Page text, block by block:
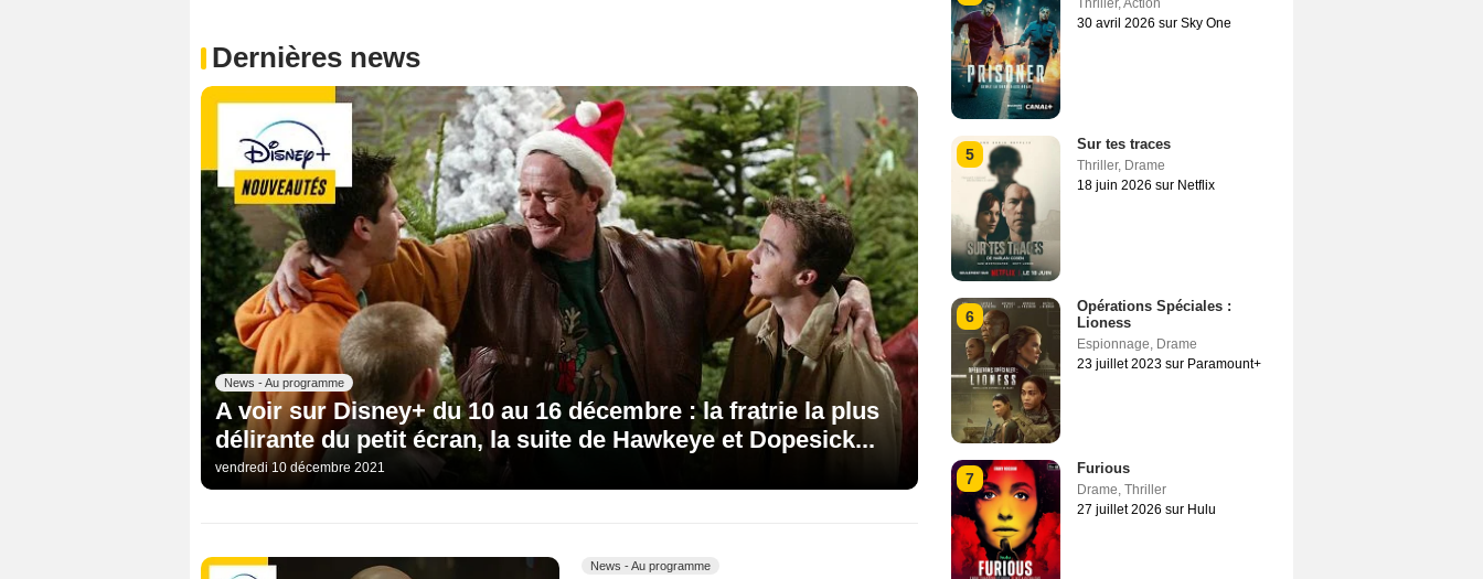
Dernières news
News - Au programme
A voir sur Disney+ du 10 au 16 décembre : la fratrie la plus
délirante du petit écran, la suite de Hawkeye et Dopesick...
vendredi 10 décembre 2021
News - Au programme
Thriller,Action
30 avril 2026 sur Sky One
5
Sur tes traces
Thriller, Drame
18 juin 2026 sur Netflix
6
Opérations Spéciales :
Lioness
Espionnage, Drame
23 juillet 2023 sur Paramount+
7
Furious
Drame, Thriller
27 juillet 2026 sur Hulu